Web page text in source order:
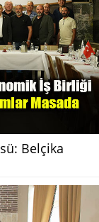
Belçika